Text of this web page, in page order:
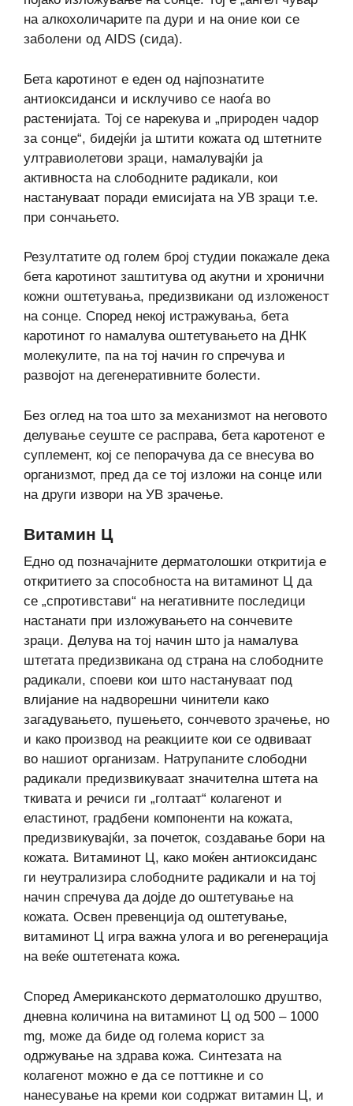
на алкохоличарите па дури и на оние кои се
заболени од AIDS (сида).
Бета каротинот е еден од најпознатите
антиоксиданси и исклучиво се наоѓа во
растенијата. Тој се нарекува и „природен чадор
за сонце“, бидејќи ја штити кожата од штетните
ултравиолетови зраци, намалувајќи ја
активноста на слободните радикали, кои
настануваат поради емисијата на УВ зраци т.е.
при сончањето.
Резултатите од голем број студии покажале дека
бета каротинот заштитува од акутни и хронични
кожни оштетувања, предизвикани од изложеност
на сонце. Според некој истражувања, бета
каротинот го намалува оштетувањето на ДНК
молекулите, па на тој начин го спречува и
развојот на дегенеративните болести.
Без оглед на тоа што за механизмот на неговото
делување сеуште се расправа, бета каротенот е
суплемент, кој се пепорачува да се внесува во
организмот, пред да се тој изложи на сонце или
на други извори на УВ зрачење.
Витамин Ц
Едно од позначајните дерматолошки откритија е
откритието за способноста на витаминот Ц да
се „спротивстави“ на негативните последици
настанати при изложувањето на сончевите
зраци. Делува на тој начин што ја намалува
штетата предизвикана од страна на слободните
радикали, споеви кои што настануваат под
влијание на надворешни чинители како
загадувањето, пушењето, сончевото зрачење, но
и како производ на реакциите кои се одвиваат
во нашиот организам. Натрупаните слободни
радикали предизвикуваат значителна штета на
ткивата и речиси ги „голтаат“ колагенот и
еластинот, градбени компоненти на кожата,
предизвикувајќи, за почеток, создавање бори на
кожата. Витаминот Ц, како моќен антиоксиданс
ги неутрализира слободните радикали и на тој
начин спречува да дојде до оштетување на
кожата. Освен превенција од оштетување,
витаминот Ц игра важна улога и во регенерација
на веќе оштетената кожа.
Според Американското дерматолошко друштво,
дневна количина на витаминот Ц од 500 – 1000
mg, може да биде од голема корист за
одржување на здрава кожа. Синтезата на
колагенот можно е да се поттикне и со
нанесување на креми кои содржат витамин Ц, и